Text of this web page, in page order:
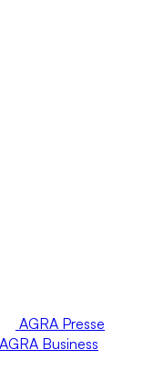
AGRA Presse
AGRA Business